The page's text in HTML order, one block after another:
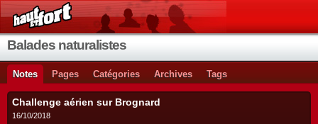
Balades naturalistes
Notes Pages Catégories Archives Tags
Challenge aérien sur Brognard
16/10/2018